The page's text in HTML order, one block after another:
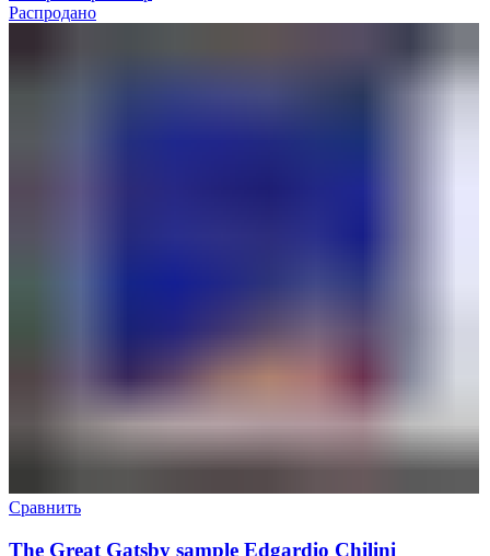
Распродано
Сравнить
The Great Gatsby sample Edgardio Chilini